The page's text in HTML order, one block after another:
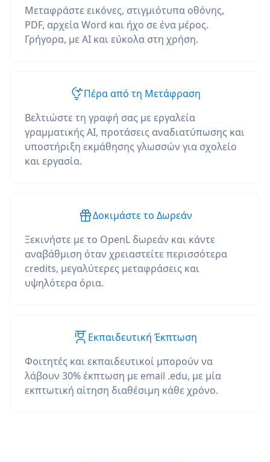
Μεταφράστε εικόνες, στιγμιότυπα οθόνης,
PDF, αρχεία Word και ήχο σε ένα μέρος.
Γρήγορα, με AI και εύκολα στη χρήση.
Πέρα από τη Μετάφραση
Βελτιώστε τη γραφή σας με εργαλεία
γραμματικής AI, προτάσεις αναδιατύπωσης και
υποστήριξη εκμάθησης γλωσσών για σχολείο
και εργασία.
Δοκιμάστε το Δωρεάν
Ξεκινήστε με το OpenL δωρεάν και κάντε
αναβάθμιση όταν χρειαστείτε περισσότερα
credits, μεγαλύτερες μεταφράσεις και
υψηλότερα όρια.
Εκπαιδευτική Έκπτωση
Φοιτητές και εκπαιδευτικοί μπορούν να
λάβουν 30% έκπτωση με email .edu, με μία
εκπτωτική αίτηση διαθέσιμη κάθε χρόνο.